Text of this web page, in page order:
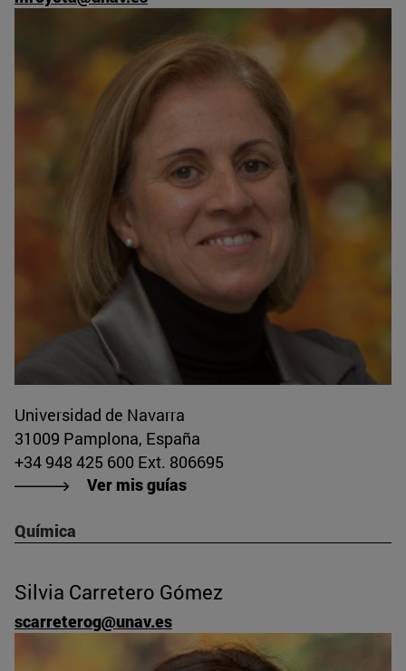
Universidad de Navarra
31009 Pamplona, España
+34 948 425 600 Ext. 806695
Ver mis guías
Química
Silvia Carretero Gómez
scarreterog@unav.es